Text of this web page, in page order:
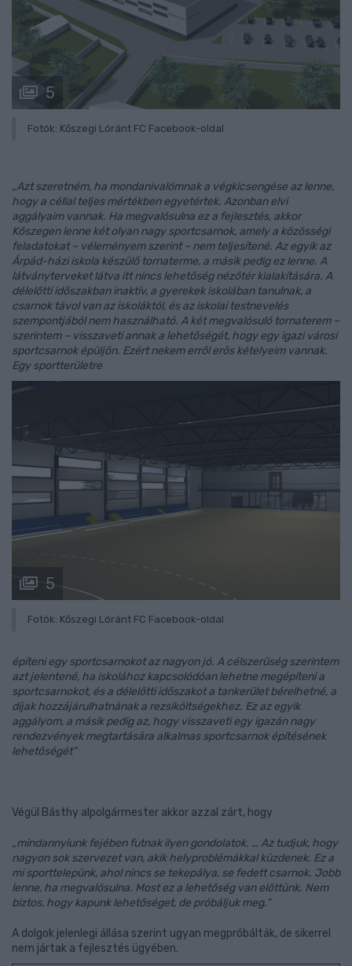
5
Fotók: Kőszegi Lóránt FC Facebook-oldal
„Azt szeretném, ha mondanivalómnak a végkicsengése az lenne,
hogy a céllal teljes mértékben egyetértek. Azonban elvi
aggályaim vannak. Ha megvalósulna ez a fejlesztés, akkor
Kőszegen lenne két olyan nagy sportcsarnok, amely a közösségi
feladatokat – véleményem szerint – nem teljesítené. Az egyik az
Árpád-házi iskola készülő tornaterme, a másik pedig ez lenne. A
látványterveket látva itt nincs lehetőség nézőtér kialakítására. A
délelőtti időszakban inaktív, a gyerekek iskolában tanulnak, a
csarnok távol van az iskoláktól, és az iskolai testnevelés
szempontjából nem használható. A két megvalósuló tornaterem –
szerintem – visszaveti annak a lehetőségét, hogy egy igazi városi
sportcsarnok épüljön. Ezért nekem erről erős kételyeim vannak.
Egy sportterületre
5
Fotók: Kőszegi Lóránt FC Facebook-oldal
építeni egy sportcsarnokot az nagyon jó. A célszerűség szerintem
azt jelentené, ha iskolához kapcsolódóan lehetne megépíteni a
sportcsarnokot, és a délelőtti időszakot a tankerület bérelhetné, a
díjak hozzájárulhatnának a rezsiköltségekhez. Ez az egyik
aggályom, a másik pedig az, hogy visszaveti egy igazán nagy
rendezvények megtartására alkalmas sportcsarnok építésének
lehetőségét”
Végül Básthy alpolgármester akkor azzal zárt, hogy
„mindannyiunk fejében futnak ilyen gondolatok. … Az tudjuk, hogy
nagyon sok szervezet van, akik helyproblémákkal küzdenek. Ez a
mi sporttelepünk, ahol nincs se tekepálya, se fedett csarnok. Jobb
lenne, ha megvalósulna. Most ez a lehetőség van előttünk. Nem
biztos, hogy kapunk lehetőséget, de próbáljuk meg.”
A dolgok jelenlegi állása szerint ugyan megpróbálták, de sikerrel
nem jártak a fejlesztés ügyében.